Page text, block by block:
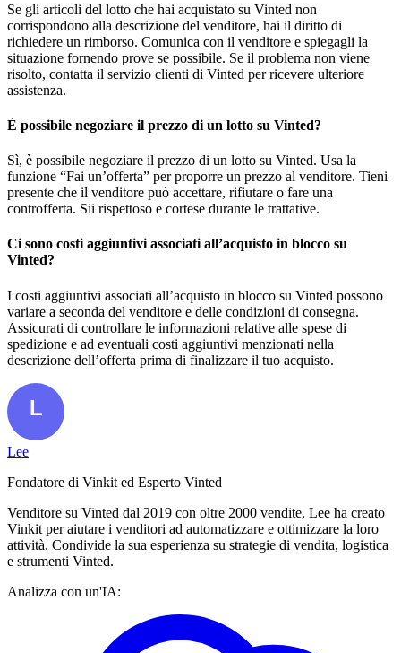
Se gli articoli del lotto che hai acquistato su Vinted non
corrispondono alla descrizione del venditore, hai il diritto di
richiedere un rimborso. Comunica con il venditore e spiegagli la
situazione fornendo prove se possibile. Se il problema non viene
risolto, contatta il servizio clienti di Vinted per ricevere ulteriore
assistenza.
È possibile negoziare il prezzo di un lotto su Vinted?
Sì, è possibile negoziare il prezzo di un lotto su Vinted. Usa la
funzione “Fai un’offerta” per proporre un prezzo al venditore. Tieni
presente che il venditore può accettare, rifiutare o fare una
controfferta. Sii rispettoso e cortese durante le trattative.
Ci sono costi aggiuntivi associati all’acquisto in blocco su
Vinted?
I costi aggiuntivi associati all’acquisto in blocco su Vinted possono
variare a seconda del venditore e delle condizioni di consegna.
Assicurati di controllare le informazioni relative alle spese di
spedizione e ad eventuali costi aggiuntivi menzionati nella
descrizione dell’offerta prima di finalizzare il tuo acquisto.
Lee
Fondatore di Vinkit ed Esperto Vinted
Venditore su Vinted dal 2019 con oltre 2000 vendite, Lee ha creato
Vinkit per aiutare i venditori ad automatizzare e ottimizzare la loro
attività. Condivide la sua esperienza su strategie di vendita, logistica
e strumenti Vinted.
Analizza con un'IA: